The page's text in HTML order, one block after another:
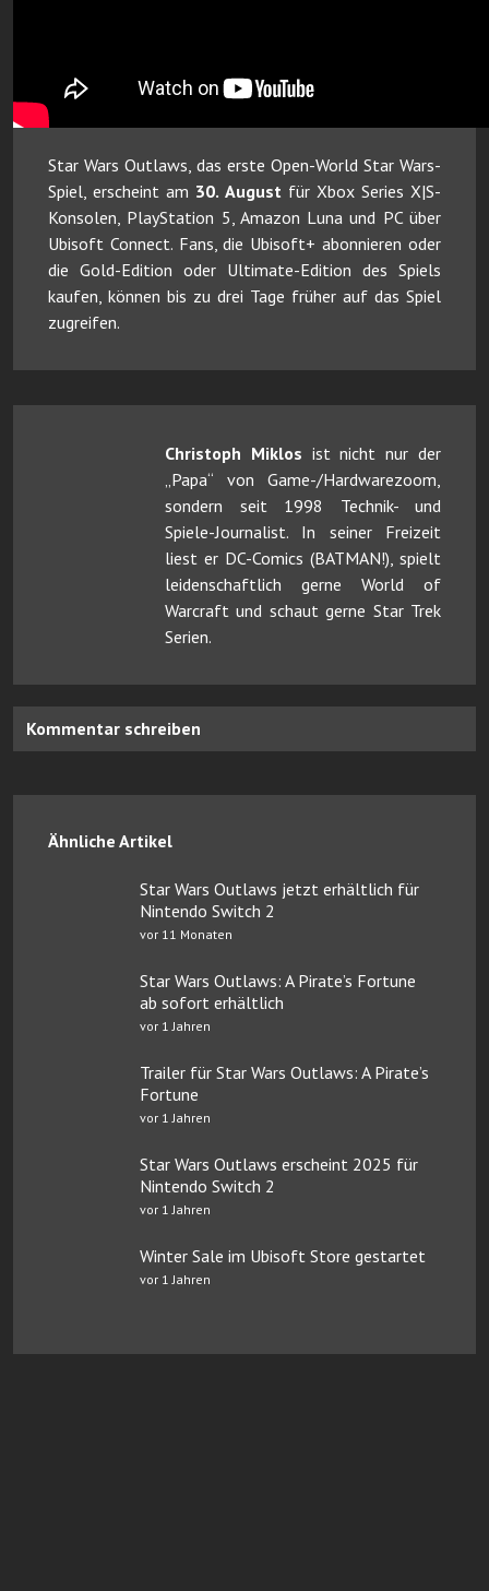
Star Wars Outlaws, das erste Open-World Star Wars-
Spiel, erscheint am 30. August für Xbox Series X|S-
Konsolen, PlayStation 5, Amazon Luna und PC über
Ubisoft Connect. Fans, die Ubisoft+ abonnieren oder
die Gold-Edition oder Ultimate-Edition des Spiels
kaufen, können bis zu drei Tage früher auf das Spiel
zugreifen.
Christoph Miklos ist nicht nur der
„Papa“ von Game-/Hardwarezoom,
sondern seit 1998 Technik- und
Spiele-Journalist. In seiner Freizeit
liest er DC-Comics (BATMAN!), spielt
leidenschaftlich gerne World of
Warcraft und schaut gerne Star Trek
Serien.
Kommentar schreiben
Ähnliche Artikel
Star Wars Outlaws jetzt erhältlich für
Nintendo Switch 2
vor 11 Monaten
Star Wars Outlaws: A Pirate’s Fortune
ab sofort erhältlich
vor 1 Jahren
Trailer für Star Wars Outlaws: A Pirate’s
Fortune
vor 1 Jahren
Star Wars Outlaws erscheint 2025 für
Nintendo Switch 2
vor 1 Jahren
Winter Sale im Ubisoft Store gestartet
vor 1 Jahren